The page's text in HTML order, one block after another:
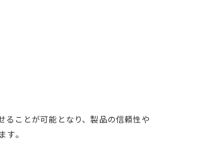
ことが可能となり、製品の信頼性や
。